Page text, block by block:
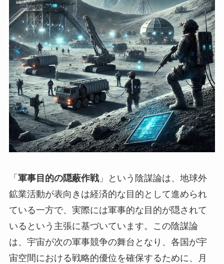
「 軍事目的の隠蔽作戦」という陰謀論は、地球外
鉱業活動が表向きは経済的な目的として進められ
ている一方で、実際には軍事的な目的が隠されて
いるという主張に基づいています。この陰謀論
は、宇宙が次の軍事競争の舞台となり、各国が宇
宙空間における戦略的優位を確保するために、月